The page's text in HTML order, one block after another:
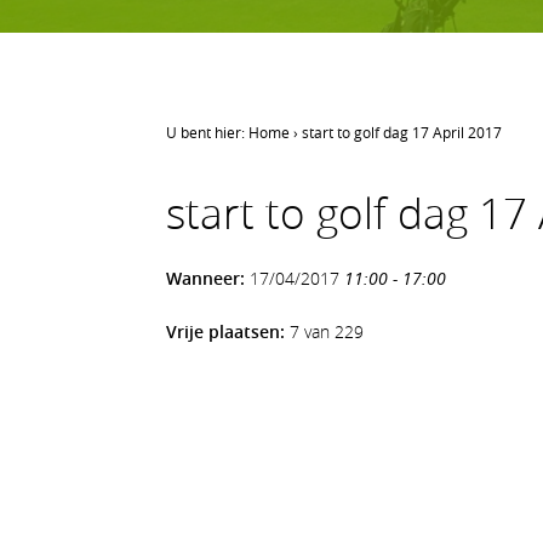
Leren golfen
Onze waarden
U bent hier: Home› start to golf dag 17 April 2017
start to golf dag 17
Wanneer: 17/04/2017 11:00 - 17:00
Vrije plaatsen: 7 van 229